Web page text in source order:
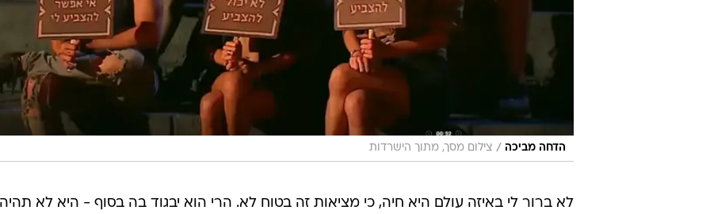
הדחה מביכה / צילום מסך, מתוך הישרדות
לא ברור לי באיזה עולם היא חיה, כי מציאות זה בטוח לא. הרי הוא יבגוד בה בסוף - היא לא תהיה